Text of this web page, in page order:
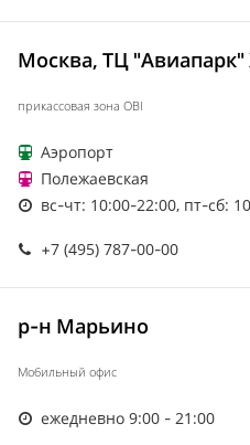
Москва, ТЦ
прикассовая зона OBI
Аэропорт
Полежаевская
вс-чт: 10:00-22:00, пт-сб:
+7 (495) 787-00-00
р-н Марьино
Мобильный офис
ежедневно 9:00 - 21:00